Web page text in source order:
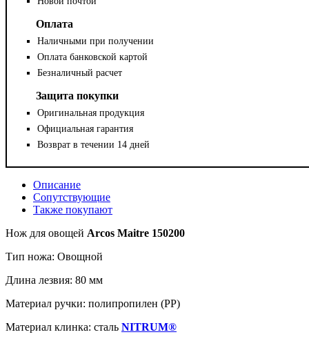
Оплата
Наличными при получении
Оплата банковской картой
Безналичный расчет
Защита покупки
Оригинальная продукция
Официальная гарантия
Возврат в течении 14 дней
Описание
Сопутствующие
Также покупают
Нож для овощей Arcos Maitre 150200
Тип ножа: Овощной
Длина лезвия: 80 мм
Материал ручки: полипропилен (PP)
Материал клинка: сталь NITRUM®